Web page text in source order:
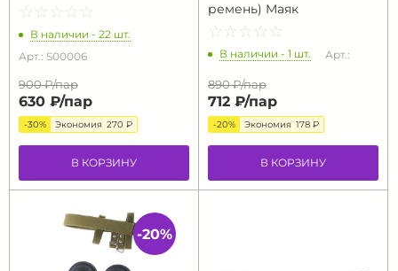
☆ ☆ ☆ ☆ ☆
★ ★ ★ ★ ★
В наличии - 22 шт.
Арт.: S00006
900 ₽/пар
630 ₽/пар
-30% Экономия 270 ₽
В КОРЗИНУ
ремень) Маяк
☆ ☆ ☆ ☆ ☆
★ ★ ★ ★ ★
В наличии - 1 шт. Арт.:
890 ₽/пар
712 ₽/пар
-20% Экономия 178 ₽
В КОРЗИНУ
-20%